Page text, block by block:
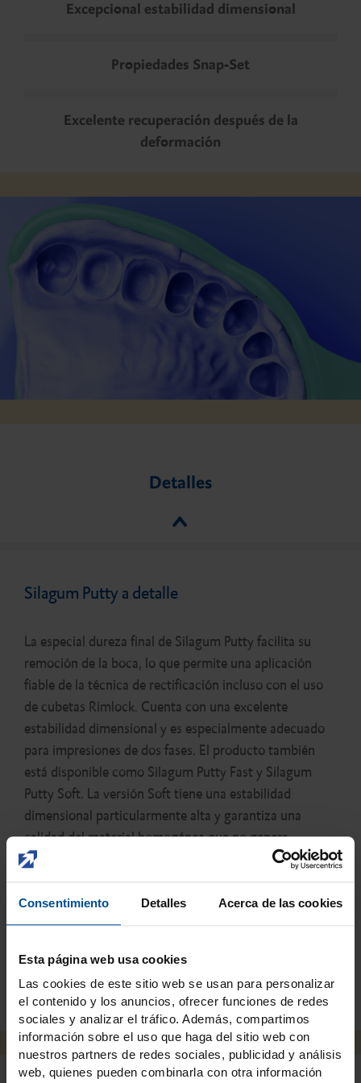
Consentimiento Detalles Acerca de las cookies
Esta página web usa cookies
Las cookies de este sitio web se usan para personalizar
el contenido y los anuncios, ofrecer funciones de redes
sociales y analizar el tráfico. Además, compartimos
información sobre el uso que haga del sitio web con
nuestros partners de redes sociales, publicidad y análisis
web, quienes pueden combinarla con otra información
Excepcional estabilidad dimensional
Propiedades Snap-Set
Excelente recuperación después de la
deformación
Detalles
Silagum Putty a detalle
La especial dureza final de Silagum Putty facilita su
remoción de la boca, lo que permite una aplicación
fiable de la técnica de rectificación incluso con el uso
de cubetas Rimlock. Cuenta con una excelente
estabilidad dimensional y es especialmente adecuado
para impresiones de dos fases. El producto también
está disponible como Silagum Putty Fast y Silagum
Putty Soft. La versión Soft tiene una estabilidad
dimensional particularmente alta y garantiza una
calidad del material homogénea que no genera
burbujas. El material puede aplicarse directamente en
la cubeta.
Cerrar